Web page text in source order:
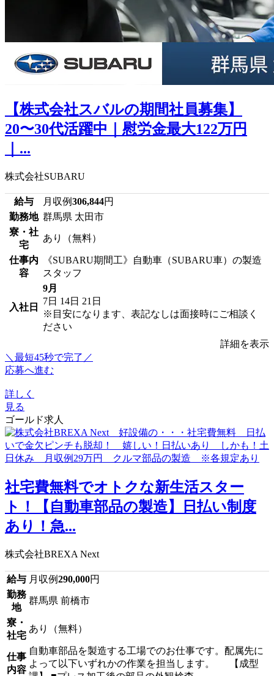
【株式会社スバルの期間社員募集】
20〜30代活躍中｜慰労金最大122万円
｜...
株式会社SUBARU
給与 月収例306,844円
勤務地 群馬県 太田市
寮・社
宅
あり（無料）
仕事内
容
《SUBARU期間工》自動車（SUBARU車）の製造
スタッフ
入社日
9月
7日 14日 21日
※目安になります、表記なしは面接時にご相談く
ださい
詳細を表示
＼最短45秒で完了／
応募へ進む
詳しく
見る
ゴールド求人
社宅費無料でオトクな新生活スター
ト！【自動車部品の製造】日払い制度
あり！急...
株式会社BREXA Next
給与 月収例290,000円
勤務
地
群馬県 前橋市
寮・
社宅
あり（無料）
仕事
内容
自動車部品を製造する工場でのお仕事です。配属先に
よって以下いずれかの作業を担当します。 【成型